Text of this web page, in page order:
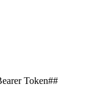
Token##